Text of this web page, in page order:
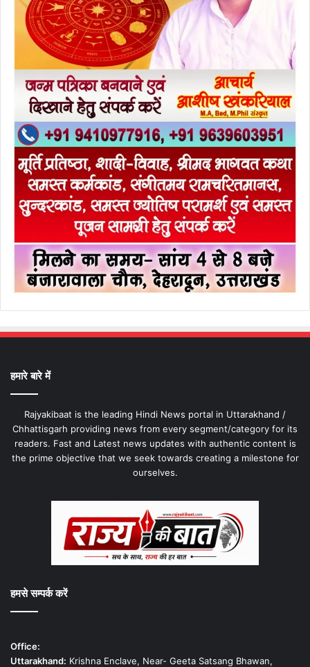
हमारे बारे में
Rajyakibaat is the leading Hindi News portal in Uttarakhand /
Chhattisgarh providing news from every segment/category for its
readers. Fast and Latest news updates with authentic content is
the prime objective that we seek towards creating a milestone for
ourselves.
हमसे सम्पर्क करें
Office:
Uttarakhand: Krishna Enclave, Near- Geeta Satsang Bhawan,